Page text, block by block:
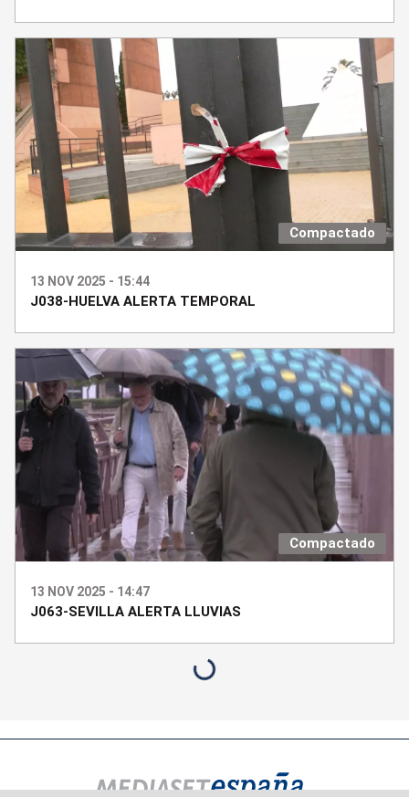
Compactado
13 NOV 2025 - 15:44
J038-HUELVA ALERTA TEMPORAL
Compactado
13 NOV 2025 - 14:47
J063-SEVILLA ALERTA LLUVIAS